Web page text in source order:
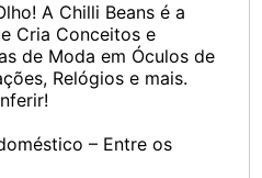
A Chilli Beans é a
Cria Conceitos e
de Moda em Óculos de
Relógios e mais.
– Entre os